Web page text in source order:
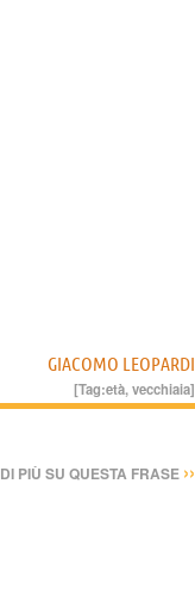
GIACOMO LEOPARDI
[Tag:età,vecchiaia]
DI PIÙ SU QUESTA FRASE ››